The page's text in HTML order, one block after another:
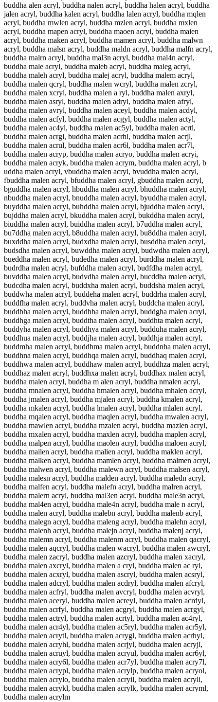
buddha alen acryl, buddha nalen acryl, buddha halen acryl, buddha
jalen acryl, buddha kalen acryl, buddha lalen acryl, buddha mqlen
acryl, buddha mwlen acryl, buddha mzlen acryl, buddha mxlen
acryl, buddha mapen acryl, buddha maoen acryl, buddha maien
acryl, buddha maken acryl, buddha mamen acryl, buddha malwn
acryl, buddha malsn acryl, buddha maldn acryl, buddha malfn acryl,
buddha malrn acryl, buddha mal3n acryl, buddha mal4n acryl,
buddha male acryl, buddha maleb acryl, buddha maleg acryl,
buddha maleh acryl, buddha malej acryl, buddha malem acryl,
buddha malen qcryl, buddha malen wcryl, buddha malen zcryl,
buddha malen xcryl, buddha malen a ryl, buddha malen axryl,
buddha malen asryl, buddha malen adryl, buddha malen afryl,
buddha malen avryl, buddha malen aceyl, buddha malen acdyl,
buddha malen acfyl, buddha malen acgyl, buddha malen actyl,
buddha malen ac4yl, buddha malen ac5yl, buddha malen acrtl,
buddha malen acrgl, buddha malen acrhl, buddha malen acrjl,
buddha malen acrul, buddha malen acr6l, buddha malen acr7l,
buddha malen acryp, buddha malen acryo, buddha malen acryi,
buddha malen acryk, buddha malen acrym, buddha malen acryl, b
uddha malen acryl, vbuddha malen acryl, bvuddha malen acryl,
fbuddha malen acryl, bfuddha malen acryl, gbuddha malen acryl,
bguddha malen acryl, hbuddha malen acryl, bhuddha malen acryl,
nbuddha malen acryl, bnuddha malen acryl, byuddha malen acryl,
buyddha malen acryl, buhddha malen acryl, bjuddha malen acryl,
bujddha malen acryl, bkuddha malen acryl, bukddha malen acryl,
biuddha malen acryl, buiddha malen acryl, b7uddha malen acryl,
bu7ddha malen acryl, b8uddha malen acryl, bu8ddha malen acryl,
buxddha malen acryl, budxdha malen acryl, busddha malen acryl,
budsdha malen acryl, buwddha malen acryl, budwdha malen acryl,
bueddha malen acryl, budedha malen acryl, burddha malen acryl,
budrdha malen acryl, bufddha malen acryl, budfdha malen acryl,
buvddha malen acryl, budvdha malen acryl, bucddha malen acryl,
budcdha malen acryl, buddxha malen acryl, buddsha malen acryl,
buddwha malen acryl, buddeha malen acryl, buddrha malen acryl,
buddfha malen acryl, buddvha malen acryl, buddcha malen acryl,
buddbha malen acryl, buddhba malen acryl, buddgha malen acryl,
buddhga malen acryl, buddtha malen acryl, buddhta malen acryl,
buddyha malen acryl, buddhya malen acryl, budduha malen acryl,
buddhua malen acryl, buddjha malen acryl, buddhja malen acryl,
buddmha malen acryl, buddhma malen acryl, buddnha malen acryl,
buddhna malen acryl, buddhqa malen acryl, buddhaq malen acryl,
buddhwa malen acryl, buddhaw malen acryl, buddhza malen acryl,
buddhaz malen acryl, buddhxa malen acryl, buddhax malen acryl,
buddha malen acryl, buddha m alen acryl, buddha nmalen acryl,
buddha mnalen acryl, buddha hmalen acryl, buddha mhalen acryl,
buddha jmalen acryl, buddha mjalen acryl, buddha kmalen acryl,
buddha mkalen acryl, buddha lmalen acryl, buddha mlalen acryl,
buddha mqalen acryl, buddha maqlen acryl, buddha mwalen acryl,
buddha mawlen acryl, buddha mzalen acryl, buddha mazlen acryl,
buddha mxalen acryl, buddha maxlen acryl, buddha maplen acryl,
buddha malpen acryl, buddha maolen acryl, buddha maloen acryl,
buddha mailen acryl, buddha malien acryl, buddha maklen acryl,
buddha malken acryl, buddha mamlen acryl, buddha malmen acryl,
buddha malwen acryl, buddha malewn acryl, buddha malsen acryl,
buddha malesn acryl, buddha malden acryl, buddha maledn acryl,
buddha malfen acryl, buddha malefn acryl, buddha malren acryl,
buddha malern acryl, buddha mal3en acryl, buddha male3n acryl,
buddha mal4en acryl, buddha male4n acryl, buddha male n acryl,
buddha malen acryl, buddha malebn acryl, buddha malenb acryl,
buddha malegn acryl, buddha maleng acryl, buddha malehn acryl,
buddha malenh acryl, buddha malejn acryl, buddha malenj acryl,
buddha malemn acryl, buddha malenm acryl, buddha malen qacryl,
buddha malen aqcryl, buddha malen wacryl, buddha malen awcryl,
buddha malen zacryl, buddha malen azcryl, buddha malen xacryl,
buddha malen axcryl, buddha malen a cryl, buddha malen ac ryl,
buddha malen acxryl, buddha malen ascryl, buddha malen acsryl,
buddha malen adcryl, buddha malen acdryl, buddha malen afcryl,
buddha malen acfryl, buddha malen avcryl, buddha malen acvryl,
buddha malen aceryl, buddha malen acreyl, buddha malen acrdyl,
buddha malen acrfyl, buddha malen acgryl, buddha malen acrgyl,
buddha malen actryl, buddha malen acrtyl, buddha malen ac4ryl,
buddha malen acr4yl, buddha malen ac5ryl, buddha malen acr5yl,
buddha malen acrytl, buddha malen acrygl, buddha malen acrhyl,
buddha malen acryhl, buddha malen acrjyl, buddha malen acryjl,
buddha malen acruyl, buddha malen acryul, buddha malen acr6yl,
buddha malen acry6l, buddha malen acr7yl, buddha malen acry7l,
buddha malen acrypl, buddha malen acrylp, buddha malen acryol,
buddha malen acrylo, buddha malen acryil, buddha malen acryli,
buddha malen acrykl, buddha malen acrylk, buddha malen acryml,
buddha malen acrylm